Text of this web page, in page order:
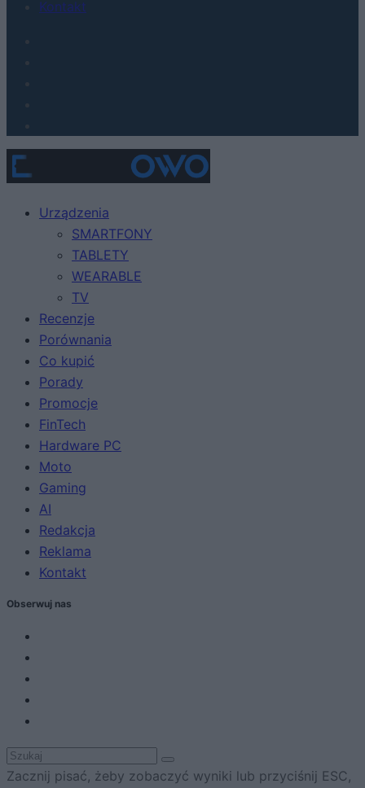
Kontakt
Urządzenia
SMARTFONY
TABLETY
WEARABLE
TV
Recenzje
Porównania
Co kupić
Porady
Promocje
FinTech
Hardware PC
Moto
Gaming
AI
Redakcja
Reklama
Kontakt
Obserwuj nas
Zacznij pisać, żeby zobaczyć wyniki lub przyciśnij ESC,